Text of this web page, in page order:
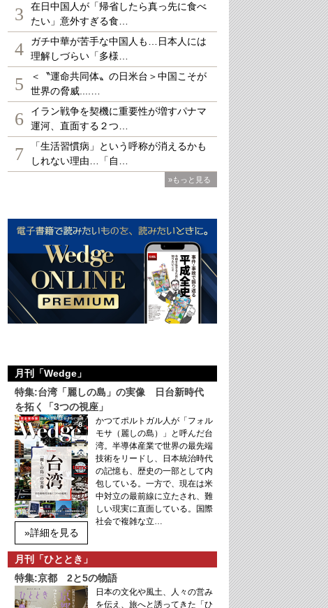
3
在日中国人が「帰省したら真っ先に食べ
たい」意外すぎる食…
4
ガチ中華が苦手な中国人も…日本人には
理解しづらい「多様…
5
＜〝運命共同体〟の日米台＞中国こそが
世界の脅威....…
6
イラン戦争を契機に重要性が増すパナマ
運河、直面する２つ…
7
「生活習慣病」という呼称が消えるかも
しれない理由…「自…
»もっと見る
月刊「Wedge」
特集:台湾「麗しの島」の実像 日台新時代
を拓く「3つの視座」
»詳細を見る
かつてポルトガル人が「フォル
モサ（麗しの島）」と呼んだ台
湾。半導体産業で世界の最先端
技術をリードし、日本統治時代
の記憶も、歴史の一部として内
包している。一方で、現在は米
中対立の最前線に立たされ、難
しい現実に直面している。国際
社会で複雑な立…
月刊「ひととき」
特集:京都 2と5の物語
日本の文化や風土、人々の営み
を伝え、旅へと誘ってきた「ひ